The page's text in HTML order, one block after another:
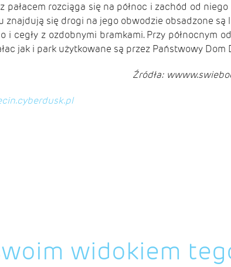
pałacem rozciąga się na północ i zachód od
znajdują się drogi na jego obwodzie obsadzone
i cegły z ozdobnymi bramkami. Przy
jak i park użytkowane są przez Państwowy Dom
Źródła:
widokiem